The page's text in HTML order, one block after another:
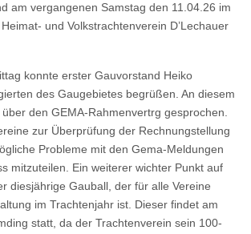
am vergangenen Samstag den 11.04.26 im
und Volkstrachtenverein D’Lechauer
konnte erster Gauvorstand Heiko
des Gaugebietes begrüßen. An diesem
den GEMA-Rahmenvertrg gesprochen.
zur Überprüfung der Rechnungstellung
Probleme mit den Gema-Meldungen
mitzuteilen. Ein weiterer wichter Punkt auf
diesjährige Gauball, der für alle Vereine
im Trachtenjahr ist. Dieser findet am
statt, da der Trachtenverein sein 100-